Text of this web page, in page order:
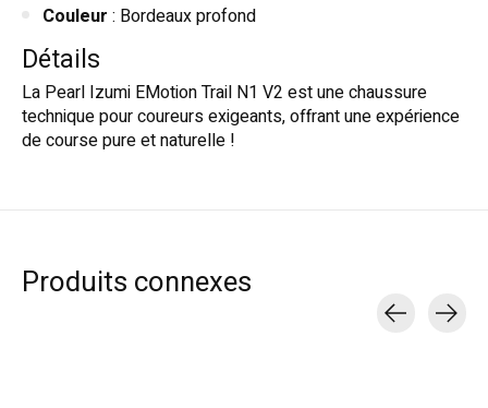
Couleur : Bordeaux profond
Détails
La Pearl Izumi EMotion Trail N1 V2 est une chaussure
technique pour coureurs exigeants, offrant une expérience
de course pure et naturelle !
Produits connexes